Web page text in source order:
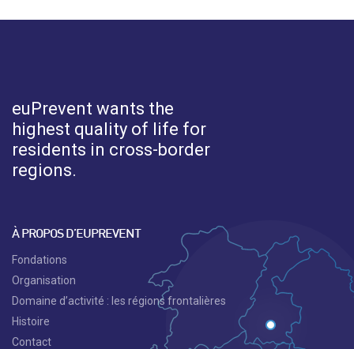
euPrevent wants the
highest quality of life for
residents in cross-border
regions.
À PROPOS D’EUPREVENT
Fondations
Organisation
Domaine d’activité : les régions frontalières
Histoire
Contact